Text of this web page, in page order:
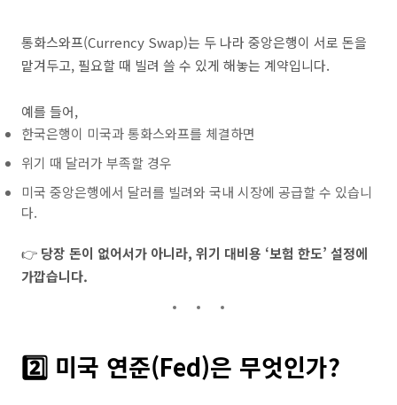
통화스와프(Currency Swap)는 두 나라 중앙은행이 서로 돈을
맡겨두고, 필요할 때 빌려 쓸 수 있게 해놓는 계약입니다.
예를 들어,
한국은행이 미국과 통화스와프를 체결하면
위기 때 달러가 부족할 경우
미국 중앙은행에서 달러를 빌려와 국내 시장에 공급할 수 있습니
다.
👉 당장 돈이 없어서가 아니라, 위기 대비용 ‘보험 한도’ 설정에
가깝습니다.
2️⃣ 미국 연준(Fed)은 무엇인가?